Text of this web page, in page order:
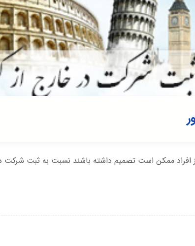
افراد ممکن است تصمیم داشته باشند نسبت به ثبت شرکت